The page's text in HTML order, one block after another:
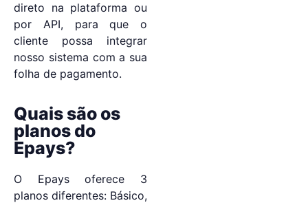
direto na plataforma ou
por API, para que o
cliente possa integrar
nosso sistema com a sua
folha de pagamento.
Quais são os
planos do
Epays?
O Epays oferece 3
planos diferentes: Básico,